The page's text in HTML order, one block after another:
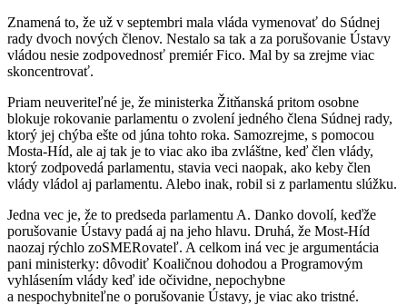
Znamená to, že už v septembri mala vláda vymenovať do Súdnej
rady dvoch nových členov. Nestalo sa tak a za porušovanie Ústavy
vládou nesie zodpovednosť premiér Fico. Mal by sa zrejme viac
skoncentrovať.
Priam neuveriteľné je, že ministerka Žitňanská pritom osobne
blokuje rokovanie parlamentu o zvolení jedného člena Súdnej rady,
ktorý jej chýba ešte od júna tohto roka. Samozrejme, s pomocou
Mosta-Híd, ale aj tak je to viac ako iba zvláštne, keď člen vlády,
ktorý zodpovedá parlamentu, stavia veci naopak, ako keby člen
vlády vládol aj parlamentu. Alebo inak, robil si z parlamentu slúžku.
Jedna vec je, že to predseda parlamentu A. Danko dovolí, keďže
porušovanie Ústavy padá aj na jeho hlavu. Druhá, že Most-Híd
naozaj rýchlo zoSMERovateľ. A celkom iná vec je argumentácia
pani ministerky: dôvodiť Koaličnou dohodou a Programovým
vyhlásením vlády keď ide očividne, nepochybne
a nespochybniteľne o porušovanie Ústavy, je viac ako tristné.